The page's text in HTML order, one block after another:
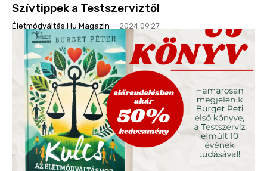
Szívtippek a Testszerviztől
Életmódváltás.hu Magazin - 2024.09.27.